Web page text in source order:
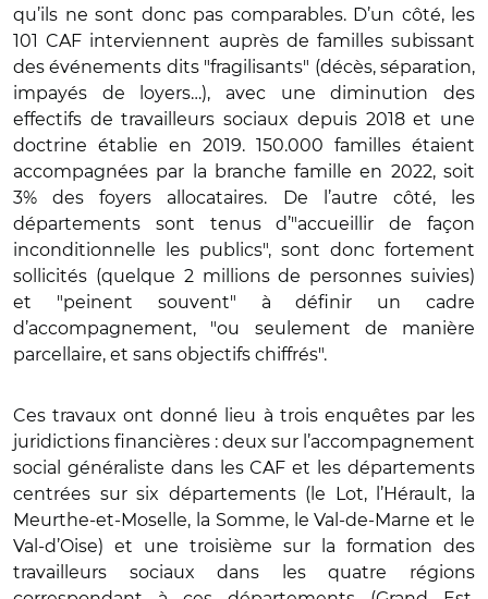
qu’ils ne sont donc pas comparables. D’un côté, les
101 CAF interviennent auprès de familles subissant
des événements dits "fragilisants" (décès, séparation,
impayés de loyers…), avec une diminution des
effectifs de travailleurs sociaux depuis 2018 et une
doctrine établie en 2019. 150.000 familles étaient
accompagnées par la branche famille en 2022, soit
3% des foyers allocataires. De l’autre côté, les
départements sont tenus d’"accueillir de façon
inconditionnelle les publics", sont donc fortement
sollicités (quelque 2 millions de personnes suivies)
et "peinent souvent" à définir un cadre
d’accompagnement, "ou seulement de manière
parcellaire, et sans objectifs chiffrés".
Ces travaux ont donné lieu à trois enquêtes par les
juridictions financières : deux sur l’accompagnement
social généraliste dans les CAF et les départements
centrées sur six départements (le Lot, l’Hérault, la
Meurthe-et-Moselle, la Somme, le Val-de-Marne et le
Val-d’Oise) et une troisième sur la formation des
travailleurs sociaux dans les quatre régions